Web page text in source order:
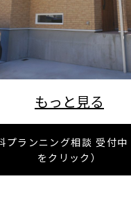
ランニング相談 受付中
をクリック）